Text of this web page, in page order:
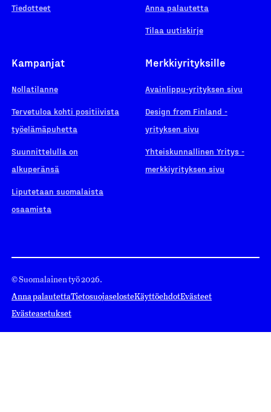
Tiedotteet Anna palautetta
Tilaa uutiskirje
Kampanjat
Nollatilanne
Tervetuloa kohti positiivista
työelämäpuhetta
Suunnittelulla on
alkuperänsä
Liputetaan suomalaista
osaamista
Merkkiyrityksille
Avainlippu-yrityksen sivu
Design from Finland -
yrityksen sivu
Yhteiskunnallinen Yritys -
merkkiyrityksen sivu
© Suomalainen työ 2026.
Anna palautettaTietosuojaselosteKäyttöehdotEvästeet
Evästeasetukset